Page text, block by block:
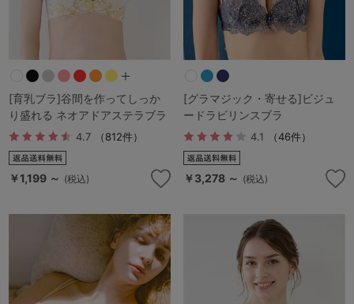
[育乳ブラ]谷間を作ってしっか
り盛れる ネオアドアステラブラ
4.7 （812件）
￥1,199 ～ (税込)
[グラマジック・寄せる]ビジュ
ードラビリンスブラ
4.1 （46件）
￥3,278 ～ (税込)